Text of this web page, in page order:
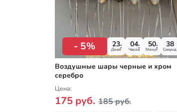
- 5% 23
Дней
04
Часов
50
Минут
37
Секунд
Воздушные шары черные и хром
серебро
Цена:
175 руб. 185 руб.